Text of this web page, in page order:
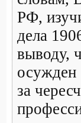
РФ,
дела
выводу,
осужден
за